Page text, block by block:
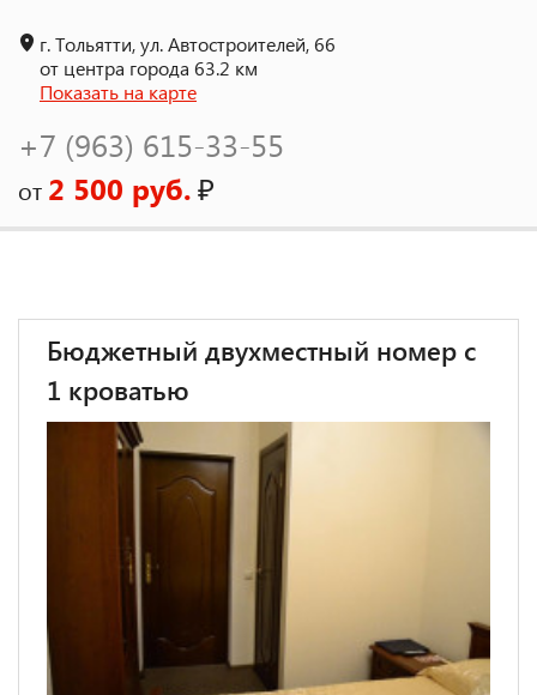
г. Тольятти, ул. Автостроителей, 66
от центра города 63.2 км
Показать на карте
+7 (963) 615-33-55
от 2 500 руб.₽
Бюджетный двухместный номер с
1 кроватью